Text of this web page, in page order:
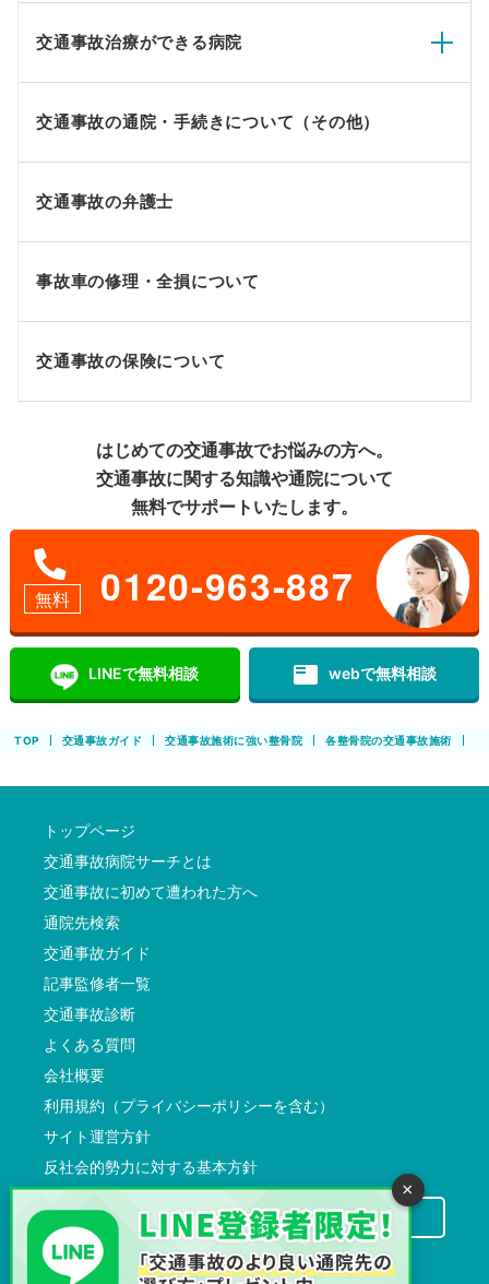
交通事故治療ができる病院
交通事故の通院・手続きについて（その他）
交通事故の弁護士
事故車の修理・全損について
交通事故の保険について
はじめての交通事故でお悩みの方へ。
交通事故に関する知識や通院について
無料でサポートいたします。
無料 0120-963-887
LINEで無料相談 featured_play_list webで無料相談
TOP 交通事故ガイド 交通事故施術に強い整骨院 各整骨院の交通事故施術
トップページ
交通事故病院サーチとは
交通事故に初めて遭われた方へ
通院先検索
交通事故ガイド
記事監修者一覧
交通事故診断
よくある質問
会社概要
利用規約（プライバシーポリシーを含む）
サイト運営方針
反社会的勢力に対する基本方針
交通事故病院サーチに掲載希望の先生方へ
×